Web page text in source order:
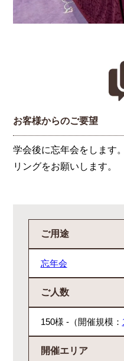
お客様からのご要望
学会後に忘年会をします
リングをお願いします。
ご用途
忘年会
ご人数
150様 -（開催規模：
開催エリア